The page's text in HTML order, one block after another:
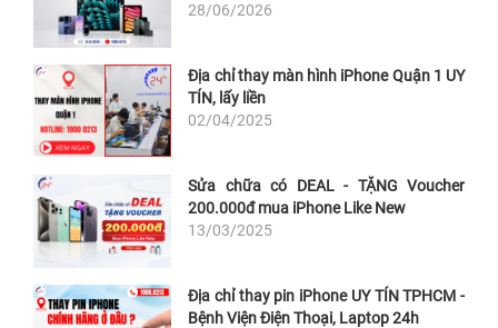
28/06/2026
Địa chỉ thay màn hình iPhone Quận 1 UY
TÍN, lấy liền
02/04/2025
Sửa chữa có DEAL - TẶNG Voucher
200.000đ mua iPhone Like New
13/03/2025
Địa chỉ thay pin iPhone UY TÍN TPHCM -
Bệnh Viện Điện Thoại, Laptop 24h